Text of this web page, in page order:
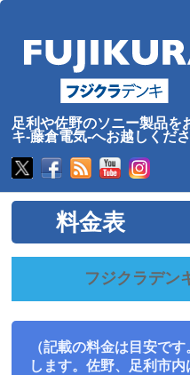
足利や佐野のソニー製品を
キ-藤倉電気-へお越しくだ
料金表
フジクラデン
（記載の料金は目安で
します。佐野、足利市内